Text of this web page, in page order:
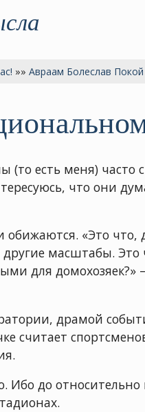
»» Авраам Болеслав Покой
(то есть меня)
что они
«Это что,
другие масштабы.
для домохозяек?»
драмой
считает
Ибо до